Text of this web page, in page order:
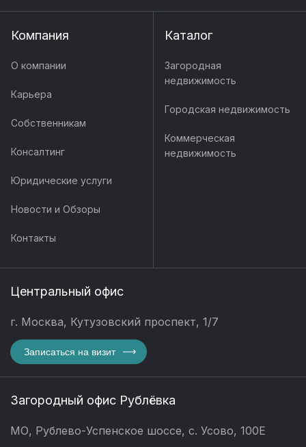
Компания
О компании
Карьера
Собственникам
Консалтинг
Юридические услуги
Новости и Обзоры
Контакты
Каталог
Загородная
недвижимость
Городская недвижимость
Коммерческая
недвижимость
Центральный офис
г. Москва, Кутузовский проспект, 1/7
Записаться на визит
Загородный офис Рублёвка
МО, Рублево-Успенское шоссе, с. Усово, 100Е